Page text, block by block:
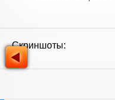
Скриншоты: